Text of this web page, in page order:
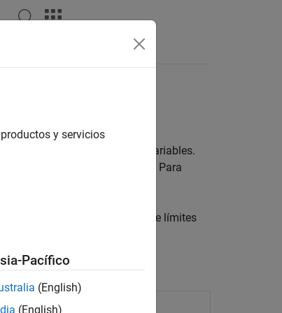
que dependen de varias variables.
y una variable espacial. Para
2D y 3D con las condiciones de límites
y servicios
Pacífico
(English)
(English)